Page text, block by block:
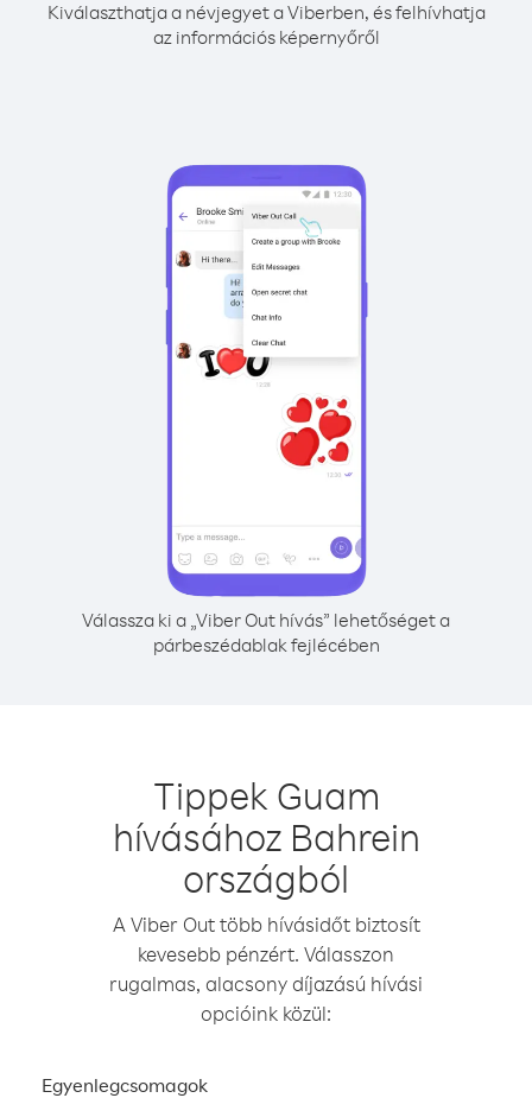
Kiválaszthatja a névjegyet a Viberben, és felhívhatja
az információs képernyőről
Válassza ki a „Viber Out hívás” lehetőséget a
párbeszédablak fejlécében
Tippek Guam
hívásához Bahrein
országból
A Viber Out több hívásidőt biztosít
kevesebb pénzért. Válasszon
rugalmas, alacsony díjazású hívási
opcióink közül:
Egyenlegcsomagok